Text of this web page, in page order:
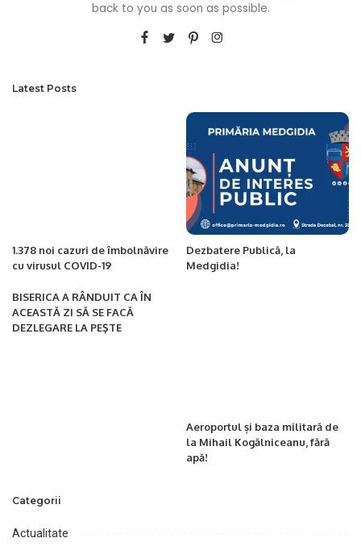
back to you as soon as possible.
Latest Posts
1.378 noi cazuri de îmbolnăvire
cu virusul COVID-19
Dezbatere Publică, la
Medgidia!
BISERICA A RÂNDUIT CA ÎN
ACEASTĂ ZI SĂ SE FACĂ
DEZLEGARE LA PEŞTE
Aeroportul și baza militară de
la Mihail Kogălniceanu, fără
apă!
Categorii
Actualitate